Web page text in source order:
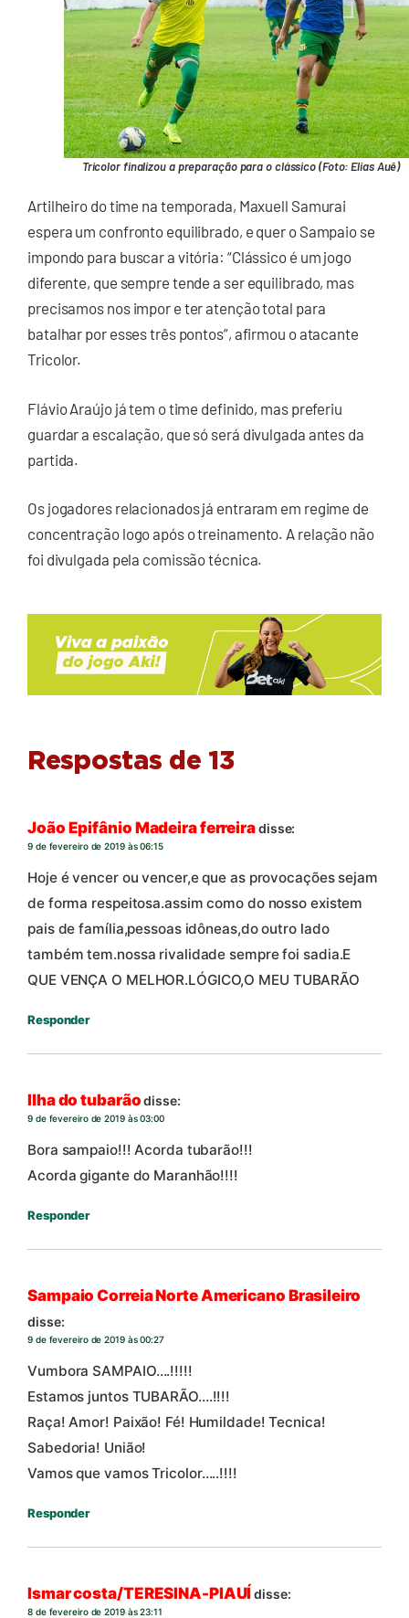
Tricolor finalizou a preparação para o clássico (Foto: Elias Auê)
Artilheiro do time na temporada, Maxuell Samurai
espera um confronto equilibrado, e quer o Sampaio se
impondo para buscar a vitória: “Clássico é um jogo
diferente, que sempre tende a ser equilibrado, mas
precisamos nos impor e ter atenção total para
batalhar por esses três pontos”, afirmou o atacante
Tricolor.
Flávio Araújo já tem o time definido, mas preferiu
guardar a escalação, que só será divulgada antes da
partida.
Os jogadores relacionados já entraram em regime de
concentração logo após o treinamento. A relação não
foi divulgada pela comissão técnica.
Respostas de 13
João Epifânio Madeira ferreiradisse:
9 de fevereiro de 2019 às 06:15
Hoje é vencer ou vencer,e que as provocações sejam
de forma respeitosa.assim como do nosso existem
pais de família,pessoas idôneas,do outro lado
também tem.nossa rivalidade sempre foi sadia.E
QUE VENÇA O MELHOR.LÓGICO,O MEU TUBARÃO
Responder
Ilha do tubarão disse:
9 de fevereiro de 2019 às 03:00
Bora sampaio!!! Acorda tubarão!!!
Acorda gigante do Maranhão!!!!
Responder
Sampaio Correia Norte Americano Brasileiro
disse:
9 de fevereiro de 2019 às 00:27
Vumbora SAMPAIO….!!!!!
Estamos juntos TUBARÃO….!!!!
Raça! Amor! Paixão! Fé! Humildade! Tecnica!
Sabedoria! União!
Vamos que vamos Tricolor…..!!!!
Responder
Ismar costa/TERESINA-PIAUÍdisse:
8 de fevereiro de 2019 às 23:11